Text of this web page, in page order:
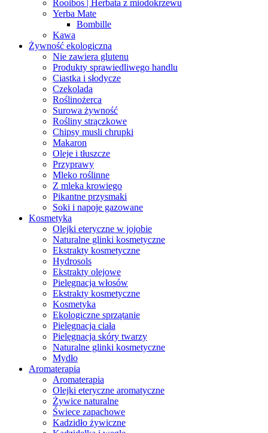
Rooibos | Herbata z miodokrzewu
Yerba Mate
Bombille
Kawa
Żywność ekologiczna
Nie zawiera glutenu
Produkty sprawiedliwego handlu
Ciastka i słodycze
Czekolada
Roślinożerca
Surowa żywność
Rośliny strączkowe
Chipsy musli chrupki
Makaron
Oleje i tłuszcze
Przyprawy
Mleko roślinne
Z mleka krowiego
Pikantne przysmaki
Soki i napoje gazowane
Kosmetyka
Olejki eteryczne w jojobie
Naturalne glinki kosmetyczne
Ekstrakty kosmetyczne
Hydrosols
Ekstrakty olejowe
Pielęgnacja włosów
Ekstrakty kosmetyczne
Kosmetyka
Ekologiczne sprzątanie
Pielęgnacja ciała
Pielęgnacja skóry twarzy
Naturalne glinki kosmetyczne
Mydło
Aromaterapia
Aromaterapia
Olejki eteryczne aromatyczne
Żywice naturalne
Świece zapachowe
Kadzidło żywiczne